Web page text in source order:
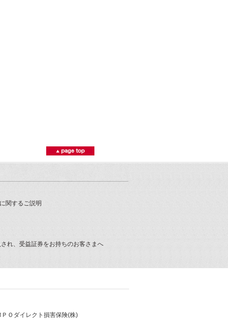
関するご説明
れ、受益証券をお持ちのお客さまへ
ＰＯダイレクト損害保険(株)